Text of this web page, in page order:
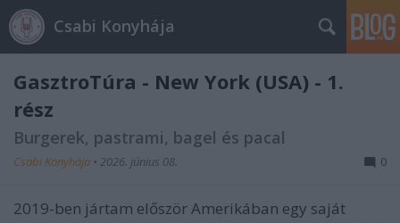
Csabi Konyhája
GasztroTúra - New York (USA) - 1.
rész
Burgerek, pastrami, bagel és pacal
Csabi Konyhája • 2026. június 08. 0
2019-ben jártam először Amerikában egy saját